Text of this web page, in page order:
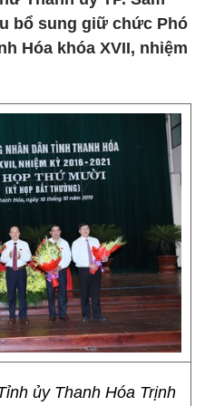
bổ sung giữ chức Phó
Hóa khóa XVII, nhiệm
ủy Thanh Hóa Trịnh